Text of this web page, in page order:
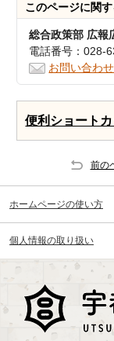
このページに関す
総合政策部 広報
電話番号：028-
お問い合わ
便利ショートカ
前の
ホームページの使い方
個人情報の取り扱い